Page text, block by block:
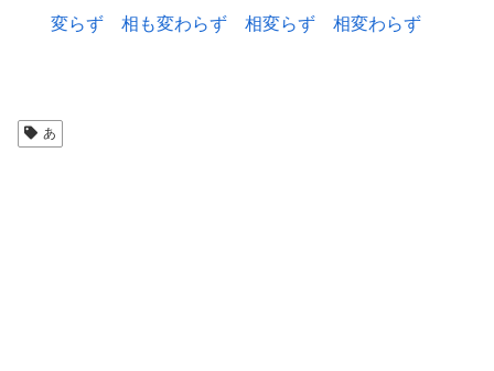
変らず
相も変わらず 相変らず 相変わらず
あ